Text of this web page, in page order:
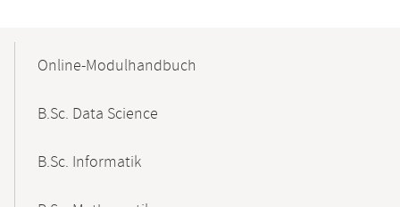
NavigationOnline-Modulhandbuch
B.Sc. Data Science
B.Sc. Informatik